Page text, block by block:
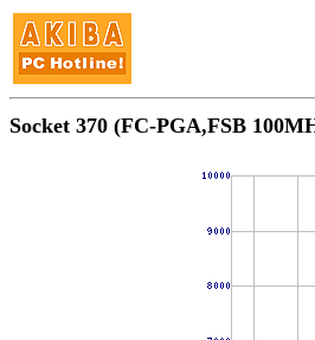
Socket 370 (FC-PGA,FSB